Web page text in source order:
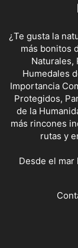
¿Te gusta la
más bonitos
Naturales,
Humedales
Importancia
Protegidos,
de la
más rincones
rutas y
Desde el mar